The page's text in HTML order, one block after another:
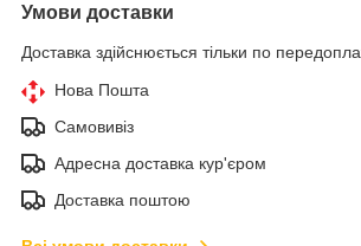
Умови доставки
Доставка здійснюється тільки по
Нова Пошта
Самовивіз
Адресна доставка кур'єром
Доставка поштою